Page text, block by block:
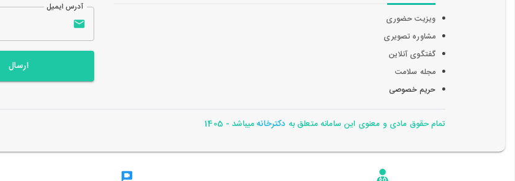
ویزیت حضوری
مشاوره تصویری
گفتگوی آنلاین
مجله سلامت
حریم خصوصی
آدرس ایمیل
ارسال
تمام حقوق مادی و معنوی این سامانه متعلق به دکترخانهمیباشد - 1405